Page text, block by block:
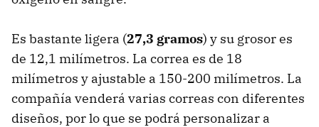
Es bastante ligera (27,3 gramos) y su grosor es
de 12,1 milímetros. La correa es de 18
milímetros y ajustable a 150-200 milímetros. La
compañía venderá varias correas con diferentes
diseños, por lo que se podrá personalizar a